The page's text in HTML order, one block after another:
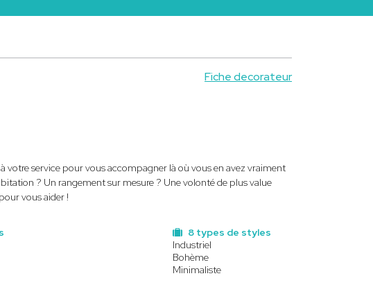
Fiche decorateur
votre service pour vous accompagner là où vous en avez vraiment
? Un rangement sur mesure ? Une volonté de plus value
vous aider !
8 types de styles
Industriel
Bohème
Minimaliste